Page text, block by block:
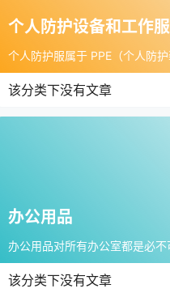
个人防护设备和工作服
该分类下没有文章
办公用品
该分类下没有文章